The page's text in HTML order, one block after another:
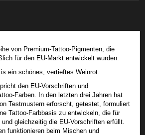
von Premium-Tattoo-Pigmenten, die
für den EU-Markt entwickelt wurden.
ein schönes, vertieftes Weinrot.
den EU-Vorschriften und
Farben. In den letzten drei Jahren hat
Testmustern erforscht, getestet, formuliert
Tattoo-Farbbasis zu entwickeln, die für
gleichzeitig die EU-Vorschriften erfüllt.
funktionieren beim Mischen und